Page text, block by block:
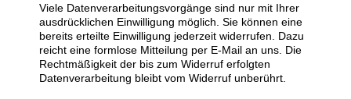
Viele Datenverarbeitungsvorgänge sind nur mit Ihrer
ausdrücklichen Einwilligung möglich. Sie können eine
bereits erteilte Einwilligung jederzeit widerrufen. Dazu
reicht eine formlose Mitteilung per E-Mail an uns. Die
Rechtmäßigkeit der bis zum Widerruf erfolgten
Datenverarbeitung bleibt vom Widerruf unberührt.